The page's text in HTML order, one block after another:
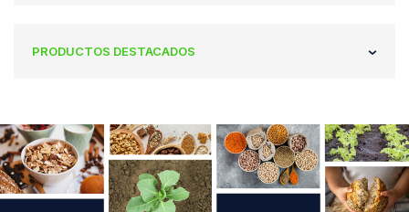
PRODUCTOS DESTACADOS